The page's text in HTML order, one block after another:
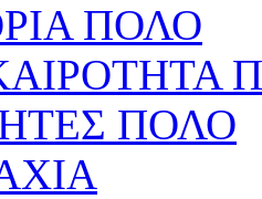
ΠΟΛΟ
ΠΟΛΟ